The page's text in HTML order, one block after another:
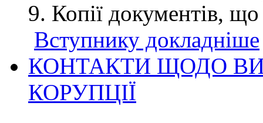
Копії документів,
Вступнику докладніше
КОНТАКТИ ЩОДО
КОРУПЦІЇ